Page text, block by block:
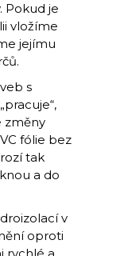
Pokud je
vložíme
jejímu
s
změny
fólie bez
tak
a do
v
oproti